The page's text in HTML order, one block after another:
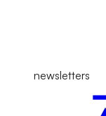
newsletters